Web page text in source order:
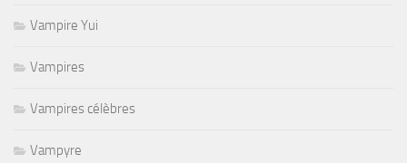
Vampire Yui
Vampires
Vampires célèbres
Vampyre